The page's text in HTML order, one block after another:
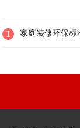
1 家庭装修环保标